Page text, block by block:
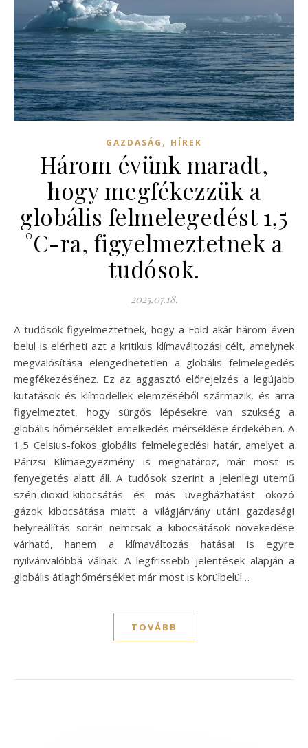
GAZDASÁG , HÍREK
Három évünk maradt,
hogy megfékezzük a
globális felmelegedést 1,5
°C-ra, figyelmeztetnek a
tudósok.
2025.07.18.
A tudósok figyelmeztetnek, hogy a Föld akár három éven
belül is elérheti azt a kritikus klímaváltozási célt, amelynek
megvalósítása elengedhetetlen a globális felmelegedés
megfékezéséhez. Ez az aggasztó előrejelzés a legújabb
kutatások és klímodellek elemzéséből származik, és arra
figyelmeztet, hogy sürgős lépésekre van szükség a
globális hőmérséklet-emelkedés mérséklése érdekében. A
1,5 Celsius-fokos globális felmelegedési határ, amelyet a
Párizsi Klímaegyezmény is meghatároz, már most is
fenyegetés alatt áll. A tudósok szerint a jelenlegi ütemű
szén-dioxid-kibocsátás és más üvegházhatást okozó
gázok kibocsátása miatt a világjárvány utáni gazdasági
helyreállítás során nemcsak a kibocsátások növekedése
várható, hanem a klímaváltozás hatásai is egyre
nyilvánvalóbbá válnak. A legfrissebb jelentések alapján a
globális átlaghőmérséklet már most is körülbelül…
TOVÁBB